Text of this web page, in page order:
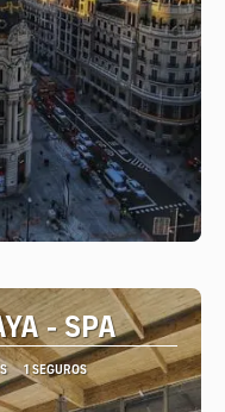
- SPA
1 SEGUROS